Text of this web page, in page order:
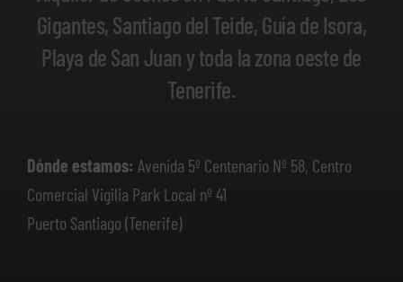
Gigantes, Santiago del Teide, Guía de Isora,
Playa de San Juan y toda la zona oeste de
Tenerife.
Dónde estamos: Avenida 5º Centenario Nº 58, Centro
Comercial Vigilia Park Local nº 41
Puerto Santiago (Tenerife)